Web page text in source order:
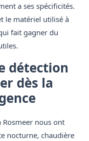
a ses spécificités.
le matériel utilisé à
fait gagner du
détection
dès la
Rosmeer nous ont
nocturne, chaudière